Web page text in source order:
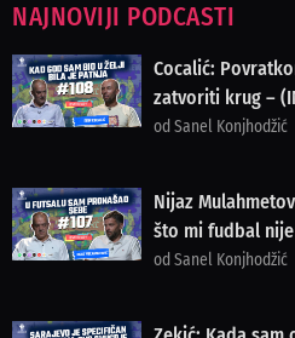
NAJNOVIJI PODCASTI
Cocalić:
zatvoriti krug –
od Sanel Konjhodžić
Nijaz
što mi fudbal
od Sanel Konjhodžić